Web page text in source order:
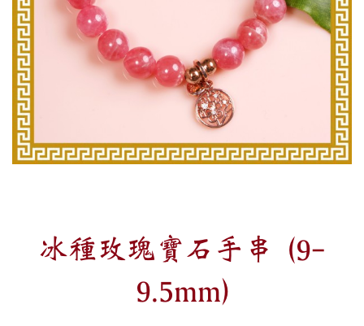
冰種玫瑰寶石手串 (9-
9.5mm)